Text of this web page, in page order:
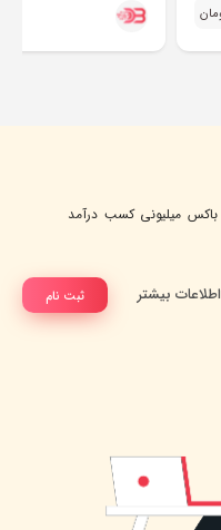
میلیونی کسب درآمد
ثبت نام اطلاعات بیشتر